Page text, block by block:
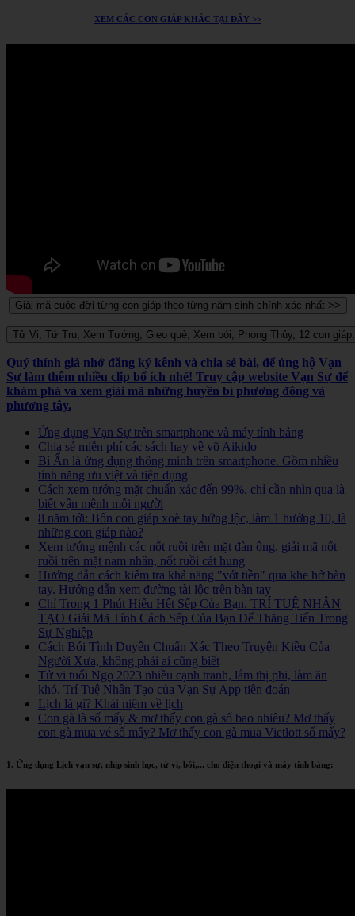
XEM CÁC CON GIÁP KHÁC TẠI ĐÂY >>
Quý thính giả nhớ đăng ký kênh và chia sẻ bài, để ủng hộ Vạn
Sự làm thêm nhiều clip bổ ích nhé! Truy cập website Vạn Sự để
khám phá và xem giải mã những huyền bí phương đông và
phương tây.
Ứng dụng Vạn Sự trên smartphone và máy tính bảng
Chia sẻ miễn phí các sách hay về võ Aikido
Bí Ẩn là ứng dụng thông minh trên smartphone. Gồm nhiều
tính năng ưu việt và tiện dụng
Cách xem tướng mặt chuẩn xác đến 99%, chỉ cần nhìn qua là
biết vận mệnh mỗi người
8 năm tới: Bốn con giáp xoè tay hứng lộc, làm 1 hưởng 10, là
những con giáp nào?
Xem tướng mệnh các nốt ruồi trên mặt đàn ông, giải mã nốt
ruồi trên mặt nam nhân, nốt ruồi cát hung
Hướng dẫn cách kiểm tra khả năng "vớt tiền" qua khe hở bàn
tay. Hướng dẫn xem đường tài lộc trên bàn tay
Chỉ Trong 1 Phút Hiểu Hết Sếp Của Bạn. TRÍ TUỆ NHÂN
TẠO Giải Mã Tính Cách Sếp Của Bạn Để Thăng Tiến Trong
Sự Nghiệp
Cách Bói Tình Duyên Chuẩn Xác Theo Truyện Kiều Của
Người Xưa, không phải ai cũng biết
Tử vi tuổi Ngọ 2023 nhiều cạnh tranh, lắm thị phi, làm ăn
khó. Trí Tuệ Nhân Tạo của Vạn Sự App tiên đoán
Lịch là gì? Khái niệm về lịch
Con gà là số mấy & mơ thấy con gà số bao nhiêu? Mơ thấy
con gà mua vé số mấy? Mơ thấy con gà mua Vietlott số mấy?
1. Ứng dụng Lịch vạn sự, nhịp sinh học, tử vi, bói,... cho điện thoại và máy tính bảng: